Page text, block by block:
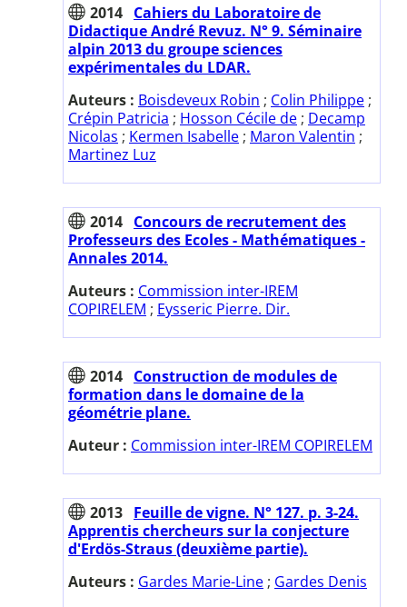
2014 Cahiers du Laboratoire de
Didactique André Revuz. N° 9. Séminaire
alpin 2013 du groupe sciences
expérimentales du LDAR.
Auteurs : Boisdeveux Robin ; Colin Philippe ;
Crépin Patricia ; Hosson Cécile de ; Decamp
Nicolas ; Kermen Isabelle ; Maron Valentin ;
Martinez Luz
2014 Concours de recrutement des
Professeurs des Ecoles - Mathématiques -
Annales 2014.
Auteurs : Commission inter-IREM
COPIRELEM ; Eysseric Pierre. Dir.
2014 Construction de modules de
formation dans le domaine de la
géométrie plane.
Auteur : Commission inter-IREM COPIRELEM
2013 Feuille de vigne. N° 127. p. 3-24.
Apprentis chercheurs sur la conjecture
d'Erdös-Straus (deuxième partie).
Auteurs : Gardes Marie-Line ; Gardes Denis